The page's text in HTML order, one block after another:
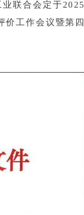
联合会定于2025
价工作会议暨第 四